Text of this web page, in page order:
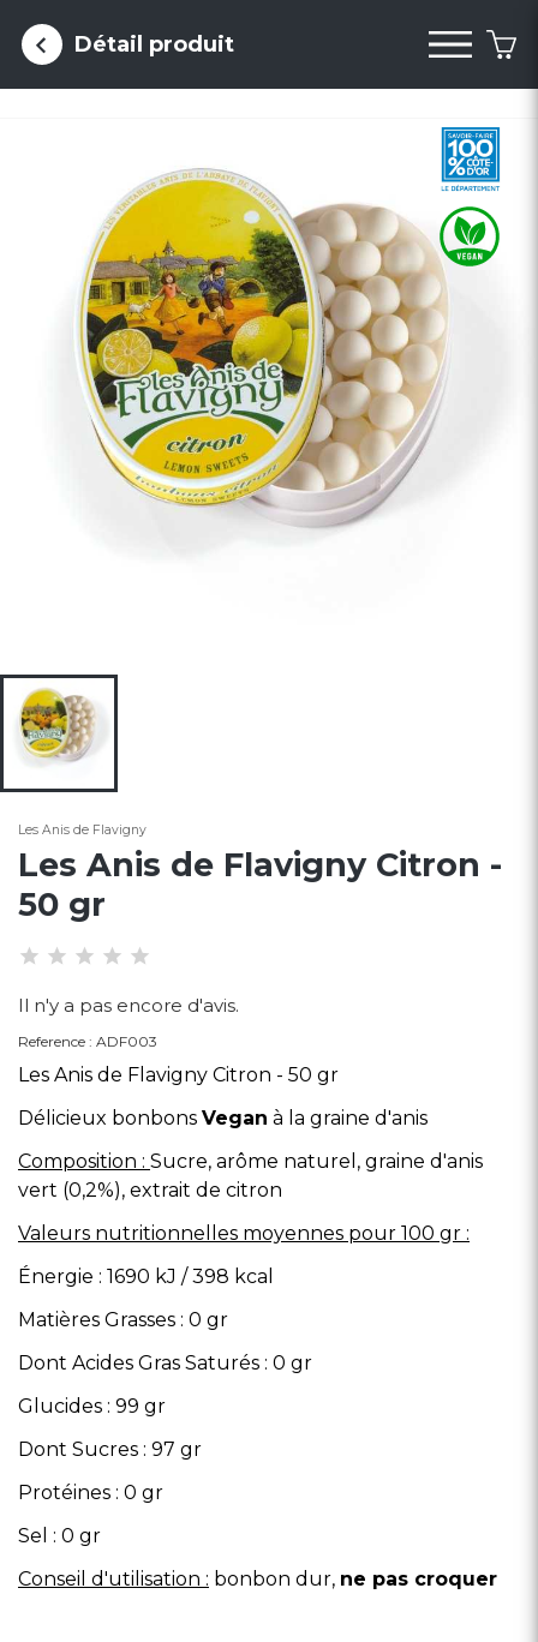
Détail produit
Les Anis de Flavigny
Les Anis de Flavigny Citron -
50 gr
Il n'y a pas encore d'avis.
Reference : ADF003
Les Anis de Flavigny Citron - 50 gr
Délicieux bonbons Vegan à la graine d'anis
Composition : Sucre, arôme naturel, graine d'anis
vert (0,2%), extrait de citron
Valeurs nutritionnelles moyennes pour 100 gr :
Énergie : 1690 kJ / 398 kcal
Matières Grasses : 0 gr
Dont Acides Gras Saturés : 0 gr
Glucides : 99 gr
Dont Sucres : 97 gr
Protéines : 0 gr
Sel : 0 gr
Conseil d'utilisation : bonbon dur, ne pas croquer